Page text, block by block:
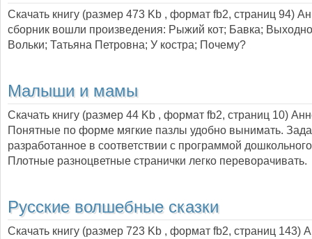
Скачать книгу (размер 473 Kb , формат fb2, страниц 94)
сборник вошли произведения: Рыжий кот; Бавка;
Вольки; Татьяна Петровна; У костра; Почему?
Малыши и мамы
Скачать книгу (размер 44 Kb , формат fb2, страниц 10)
Понятные по форме мягкие пазлы удобно вынимать.
разработанное в соответствии с программой
Плотные разноцветные странички легко переворачивать.
Русские волшебные сказки
Скачать книгу (размер 723 Kb , формат fb2, страниц 143)